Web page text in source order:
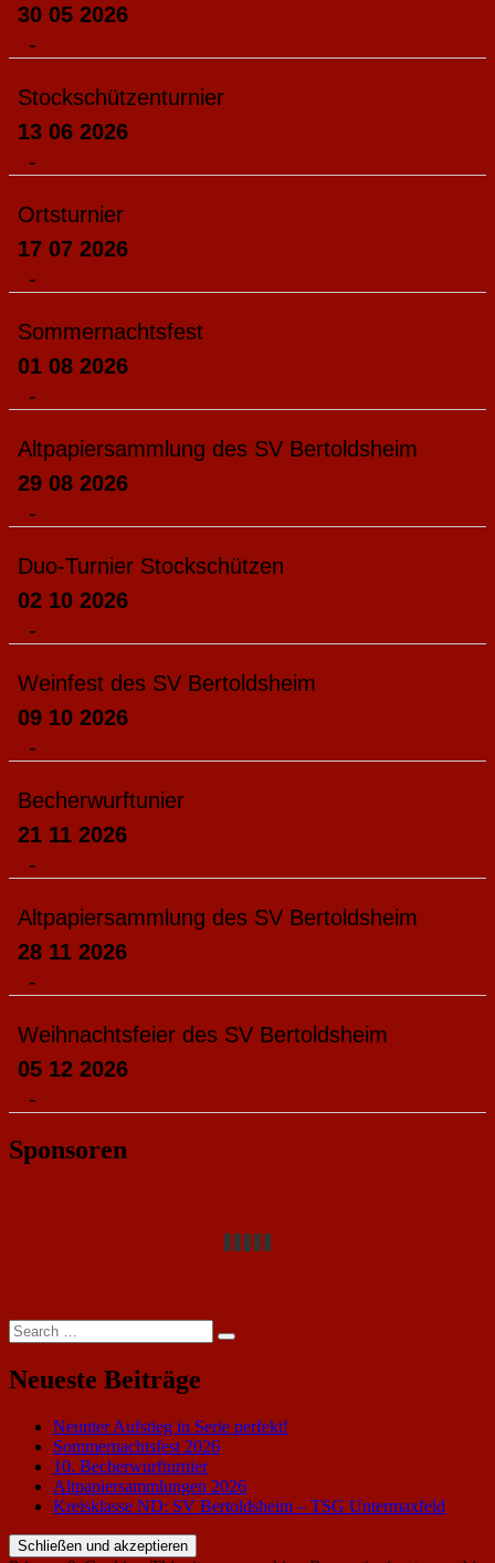
30 05 2026
-
Stockschützenturnier
13 06 2026
-
Ortsturnier
17 07 2026
-
Sommernachtsfest
01 08 2026
-
Altpapiersammlung des SV Bertoldsheim
29 08 2026
-
Duo-Turnier Stockschützen
02 10 2026
-
Weinfest des SV Bertoldsheim
09 10 2026
-
Becherwurftunier
21 11 2026
-
Altpapiersammlung des SV Bertoldsheim
28 11 2026
-
Weihnachtsfeier des SV Bertoldsheim
05 12 2026
-
Sponsoren
Search
for:
Search
Neueste Beiträge
Neunter Aufstieg in Serie perfekt!
Sommernachtsfest 2026
10. Becherwurfturnier
Altpapiersammlungen 2026
Kreisklasse ND: SV Bertoldsheim – TSG Untermaxfeld